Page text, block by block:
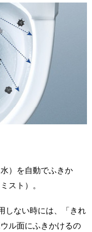
）を自動でふきか
スト）。
しない時には、「きれ
ル面にふきかけるの